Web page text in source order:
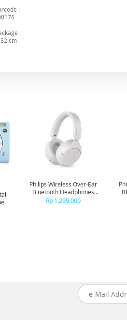
:
:
cm
Philips Wireless Over-Ear
Bluetooth Headphones
Adaptive Noise Canceling
Rp 1.299.000